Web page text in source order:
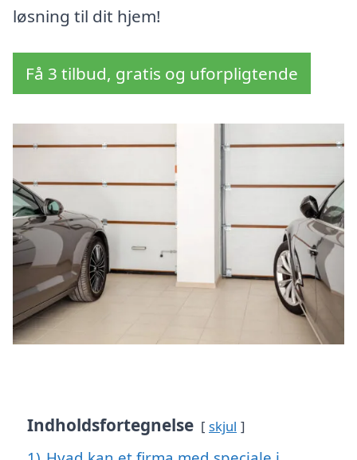
løsning til dit hjem!
Få 3 tilbud, gratis og uforpligtende
Indholdsfortegnelse skjul